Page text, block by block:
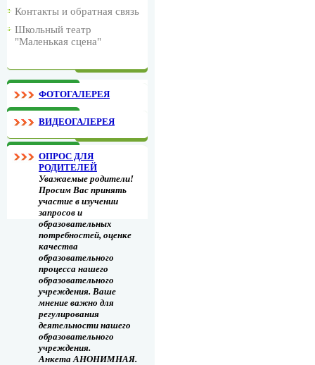
Контакты и обратная связь
Школьный театр
"Маленькая сцена"
ФОТОГАЛЕРЕЯ
ВИДЕОГАЛЕРЕЯ
ОПРОС ДЛЯ
РОДИТЕЛЕЙ
Уважаемые родители!
Просим Вас принять
участие в изучении
запросов и
образовательных
потребностей, оценке
качества
образовательного
процесса нашего
образовательного
учреждения. Ваше
мнение важно для
регулирования
деятельности нашего
образовательного
учреждения.
Анкета АНОНИМНАЯ.